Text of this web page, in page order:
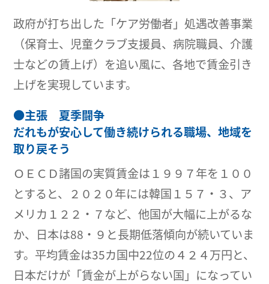
政府が打ち出した「ケア労働者」処遇改善事業
（保育士、児童クラブ支援員、病院職員、介護
士などの賃上げ）を追い風に、各地で賃金引き
上げを実現しています。
●主張 夏季闘争
だれもが安心して働き続けられる職場、地域を
取り戻そう
ＯＥＣＤ諸国の実質賃金は１９９７年を１００
とすると、２０２０年には韓国１５７・３、ア
メリカ１２２・７など、他国が大幅に上がるな
か、日本は88・９と長期低落傾向が続いていま
す。平均賃金は35カ国中22位の４２４万円と、
日本だけが「賃金が上がらない国」になってい